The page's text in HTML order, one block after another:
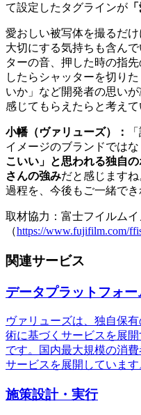
て設定したタグラインが
愛おしい被写体を撮るだ
大切にする気持ちも含ん
ターの音、押した時の指
したらシャッターを切り
いか」など開発者の思い
感じてもらえたらと考えて
小幡（ヴァリューズ）：
イメージのブランドではな
こいい」と思われる独自
さんの強みだと感じます
過程を、今後もご一緒でき
取材協力：富士フイルム
（https://www.fujifilm.com/
関連サービス
データプラットフォー
ヴァリューズは、独自保
術に基づくサービスを展
です。国内最大規模の消
サービスを展開しています
施策設計・実行